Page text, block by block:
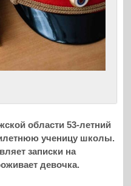
области 53-летний
ученицу школы.
записки на
девочка.